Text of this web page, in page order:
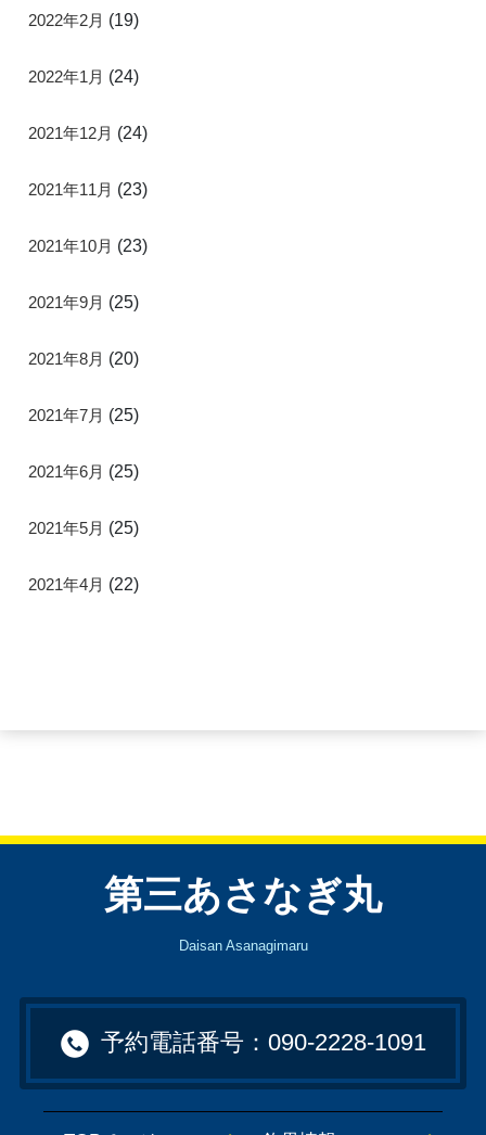
2022年2月 (19)
2022年1月 (24)
2021年12月 (24)
2021年11月 (23)
2021年10月 (23)
2021年9月 (25)
2021年8月 (20)
2021年7月 (25)
2021年6月 (25)
2021年5月 (25)
2021年4月 (22)
第三あさなぎ丸
Daisan Asanagimaru
予約電話番号：090-2228-1091